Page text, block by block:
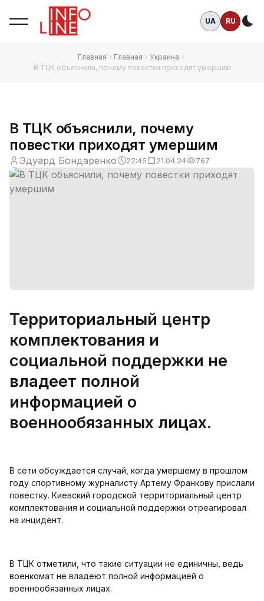
UA RU
Главная Главная
Украина
В ТЦК объяснили, почему повестки приходят умершим
В ТЦК объяснили, почему
повестки приходят умершим
Эдуард Бондаренко 22:45 21.04.24 767
Территориальный центр
комплектования и
социальной поддержки не
владеет полной
информацией о
военнообязанных лицах.
В сети обсуждается случай, когда умершему в прошлом
году спортивному журналисту Артему Франкову прислали
повестку. Киевский городской территориальный центр
комплектования и социальной поддержки отреагировал
на инцидент.
В ТЦК отметили, что такие ситуации не единичны, ведь
военкомат не владеют полной информацией о
военнообязанных лицах.